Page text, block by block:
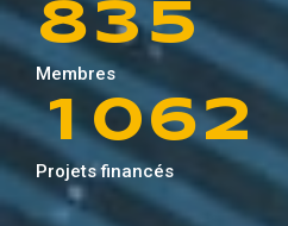
8
9
3
4
5
5
6
7
Membres
0
1
2
9
0
1
5
6
7
1
2
3
Projets financés